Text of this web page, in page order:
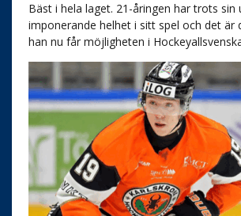
Bäst i hela laget. 21-åringen har trots sin
imponerande helhet i sitt spel och det är
han nu får möjligheten i